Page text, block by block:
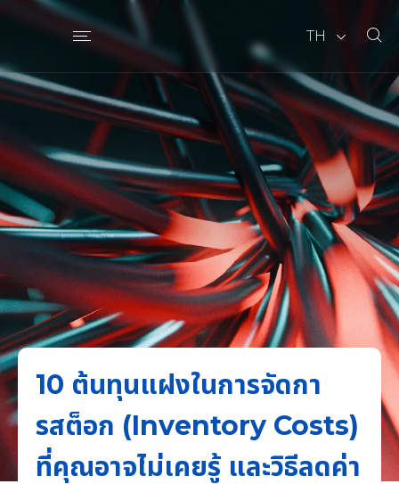
TH
10 ต้นทุนแฝงในการจัดกา
รสต็อก (Inventory Costs)
ที่คุณอาจไม่เคยรู้ และวิธีลดค่า